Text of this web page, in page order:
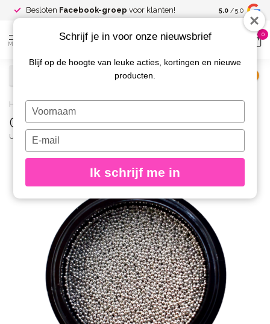
Besloten Facebook-groep voor klanten! Spaar voor
kortingen
5.0 /5.0
MENU
0
Home / Caviar Beads Chrome 0,6 mm.
Caviar Beads Chrome 0,6 mm.
URBAN NAILS
Schrijf je in voor onze nieuwsbrief
Blijf op de hoogte van leuke acties, kortingen en nieuwe
producten.
Typ
je
naam
Typ
je
e-
in
Ik schrijf me in